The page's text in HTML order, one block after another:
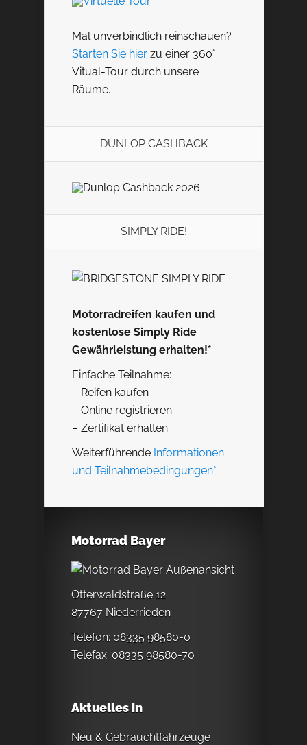
Mal unverbindlich reinschauen?
Starten Sie hier zu einer 360°
Vitual-Tour durch unsere
Räume.
DUNLOP CASHBACK
SIMPLY RIDE!
Motorradreifen kaufen und
kostenlose Simply Ride
Gewährleistung erhalten!*
Einfache Teilnahme:
– Reifen kaufen
– Online registrieren
– Zertifikat erhalten
Weiterführende Informationen
und Teilnahmebedingungen*
Motorrad Bayer
Otterwaldstraße 12
87767 Niederrieden
Telefon: 08335 98580-0
Telefax: 08335 98580-70
Aktuelles in
Neu & Gebrauchtfahrzeuge